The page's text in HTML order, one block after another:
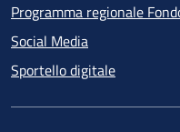
Programma regionale
Social Media
Sportello digitale